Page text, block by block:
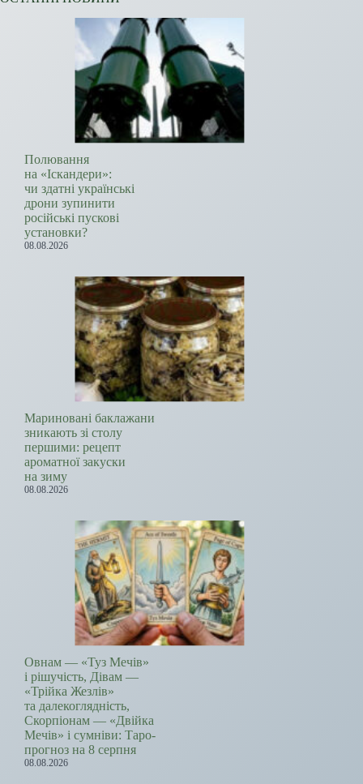
Полювання
на «Іскандери»:
чи здатні українські
дрони зупинити
російські пускові
установки?
08.08.2026
Мариновані баклажани
зникають зі столу
першими: рецепт
ароматної закуски
на зиму
08.08.2026
Овнам — «Туз Мечів»
і рішучість, Дівам —
«Трійка Жезлів»
та далекоглядність,
Скорпіонам — «Двійка
Мечів» і сумніви: Таро-
прогноз на 8 серпня
08.08.2026